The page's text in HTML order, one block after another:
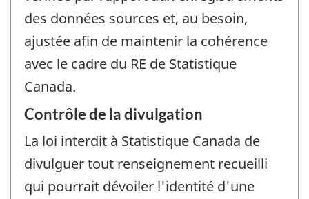
des données sources et, au besoin,
ajustée afin de maintenir la cohérence
avec le cadre du RE de Statistique
Canada.
Contrôle de la divulgation
La loi interdit à Statistique Canada de
divulguer tout renseignement recueilli
qui pourrait dévoiler l'identité d'une